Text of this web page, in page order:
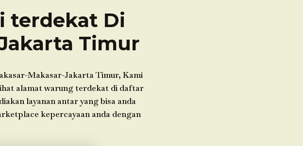
terdekat Di
Timur
Makasar-Jakarta Timur, Kami
alamat warung terdekat di daftar
layanan antar yang bisa anda
kepercayaan anda dengan